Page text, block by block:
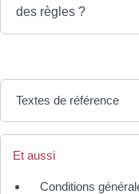
des règles ?
Textes de référence
Et aussi
Conditions